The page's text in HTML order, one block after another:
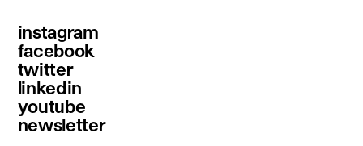
instagram
facebook
twitter
linkedin
youtube
newsletter